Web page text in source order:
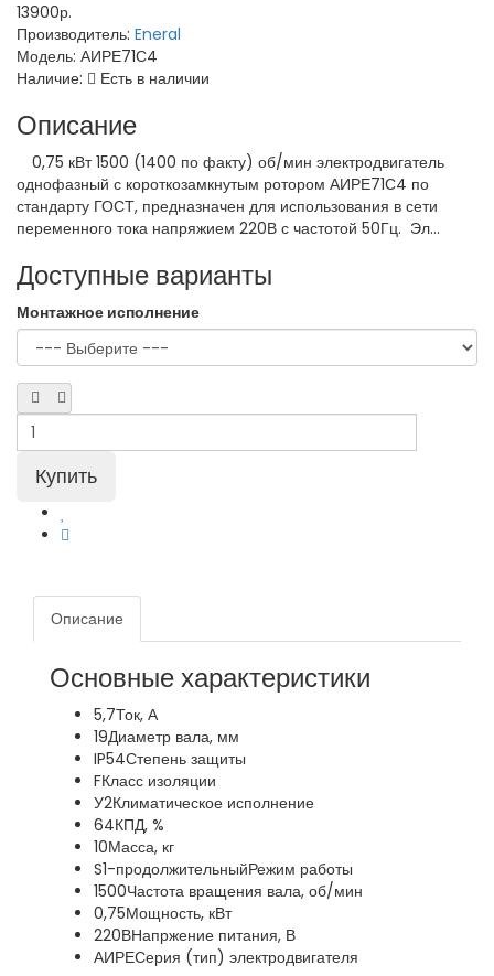
13900р.
Производитель: Eneral
Модель: АИРЕ71С4
Наличие:
Есть в наличии
Описание
0,75 кВт 1500 (1400 по факту) об/мин электродвигатель
однофазный с короткозамкнутым ротором АИРЕ71С4 по
стандарту ГОСТ, предназначен для использования в сети
переменного тока напряжием 220В с частотой 50Гц. Эл...
Доступные варианты
Монтажное исполнение
Описание
Основные характеристики
5,7Ток, А
19Диаметр вала, мм
IP54Степень защиты
FКласс изоляции
У2Климатическое исполнение
64КПД, %
10Масса, кг
S1-продолжительныйРежим работы
1500Частота вращения вала, об/мин
0,75Мощность, кВт
220ВНапржение питания, В
АИРЕСерия (тип) электродвигателя